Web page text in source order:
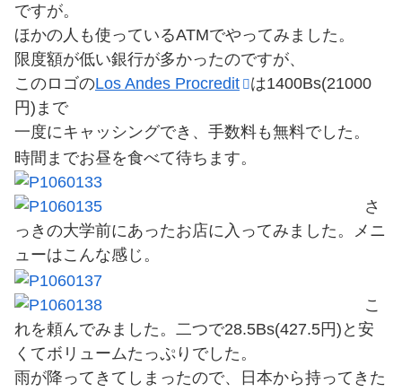
ですが。
ほかの人も使っているATMでやってみました。
限度額が低い銀行が多かったのですが、
このロゴのLos Andes Procredit
は1400Bs(21000
円)まで
一度にキャッシングでき、手数料も無料でした。
時間までお昼を食べて待ちます。
さ
っきの大学前にあったお店に入ってみました。メニ
ューはこんな感じ。
こ
れを頼んでみました。二つで28.5Bs(427.5円)と安
くてボリュームたっぷりでした。
雨が降ってきてしまったので、日本から持ってきた